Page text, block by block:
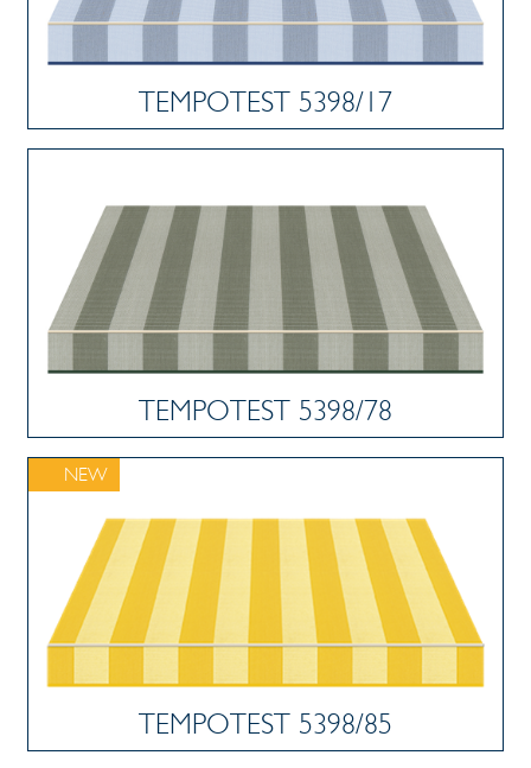
TEMPOTEST 5398/17
TEMPOTEST 5398/78
NEW
TEMPOTEST 5398/85